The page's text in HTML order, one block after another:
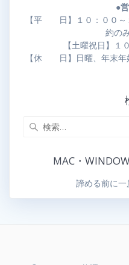
●
【平 日】１０：００～
約の
【土曜祝日】１
【休 日】日曜、年末年
MAC・
諦める前に